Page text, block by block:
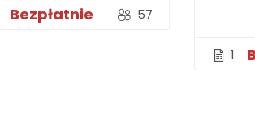
57
Bezpłatnie
1